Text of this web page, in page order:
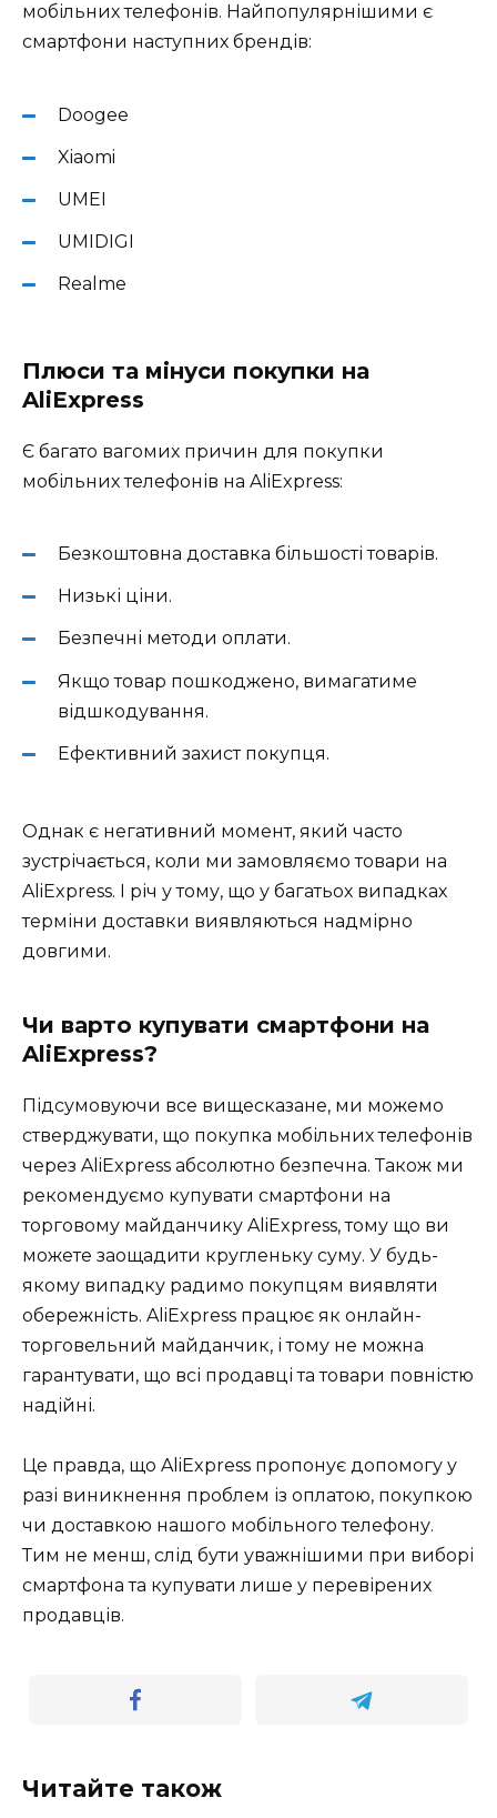
мобільних телефонів. Найпопулярнішими є
смартфони наступних брендів:
Doogee
Xiaomi
UMEI
UMIDIGI
Realme
Плюси та мінуси покупки на
AliExpress
Є багато вагомих причин для покупки
мобільних телефонів на AliExpress:
Безкоштовна доставка більшості товарів.
Низькі ціни.
Безпечні методи оплати.
Якщо товар пошкоджено, вимагатиме
відшкодування.
Ефективний захист покупця.
Однак є негативний момент, який часто
зустрічається, коли ми замовляємо товари на
AliExpress. І річ у тому, що у багатьох випадках
терміни доставки виявляються надмірно
довгими.
Чи варто купувати смартфони на
AliExpress?
Підсумовуючи все вищесказане, ми можемо
стверджувати, що покупка мобільних телефонів
через AliExpress абсолютно безпечна. Також ми
рекомендуємо купувати смартфони на
торговому майданчику AliExpress, тому що ви
можете заощадити кругленьку суму. У будь-
якому випадку радимо покупцям виявляти
обережність. AliExpress працює як онлайн-
торговельний майданчик, і тому не можна
гарантувати, що всі продавці та товари повністю
надійні.
Це правда, що AliExpress пропонує допомогу у
разі виникнення проблем із оплатою, покупкою
чи доставкою нашого мобільного телефону.
Тим не менш, слід бути уважнішими при виборі
смартфона та купувати лише у перевірених
продавців.
Читайте також